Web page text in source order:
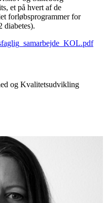
et på hvert af de
forløbsprogrammer for
diabetes).
og Kvalitetsudvikling